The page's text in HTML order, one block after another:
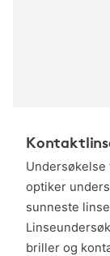
Undersøkelse
optiker
sunneste
briller og